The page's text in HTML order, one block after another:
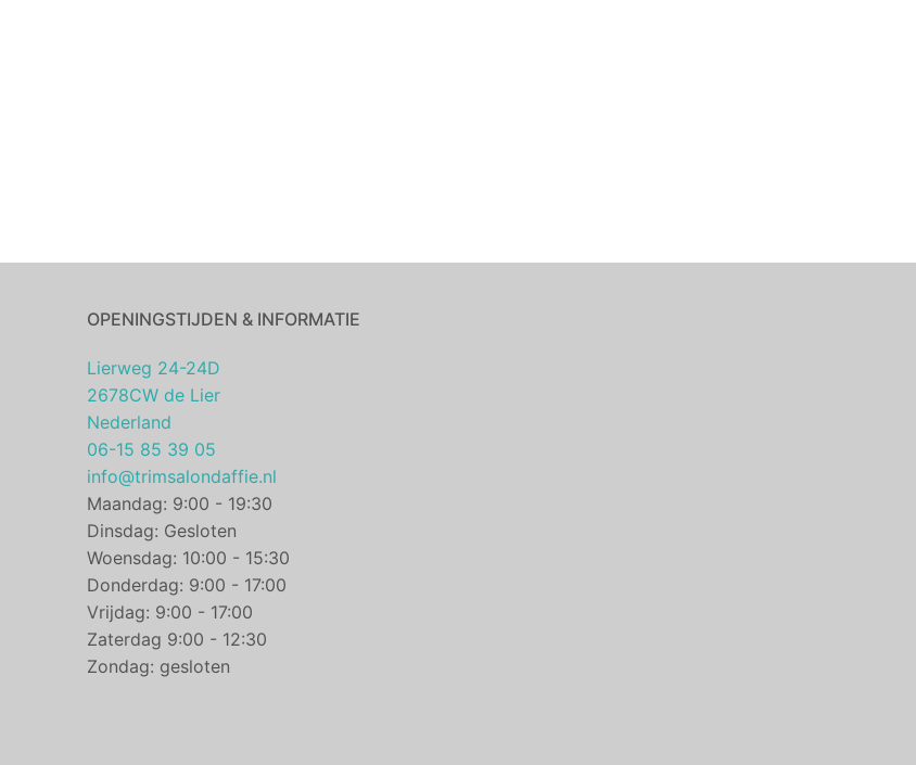
OPENINGSTIJDEN & INFORMATIE
Lierweg 24-24D
2678CW de Lier
Nederland
06-15 85 39 05
info@trimsalondaffie.nl
Maandag: 9:00 - 19:30
Dinsdag: Gesloten
Woensdag: 10:00 - 15:30
Donderdag: 9:00 - 17:00
Vrijdag: 9:00 - 17:00
Zaterdag 9:00 - 12:30
Zondag: gesloten